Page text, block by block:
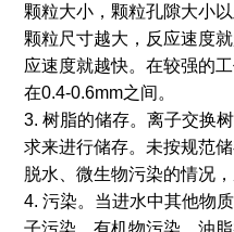
颗粒大小，颗粒孔隙大小
颗粒尺寸越大，反应速度
应速度就越快。在较强的
在0.4-0.6mm之间。
3. 树脂的储存。离子交换
求来进行储存。未按规范
脱水、微生物污染的情况
4. 污染。当进水中其他物
子污染、有机物污染、油